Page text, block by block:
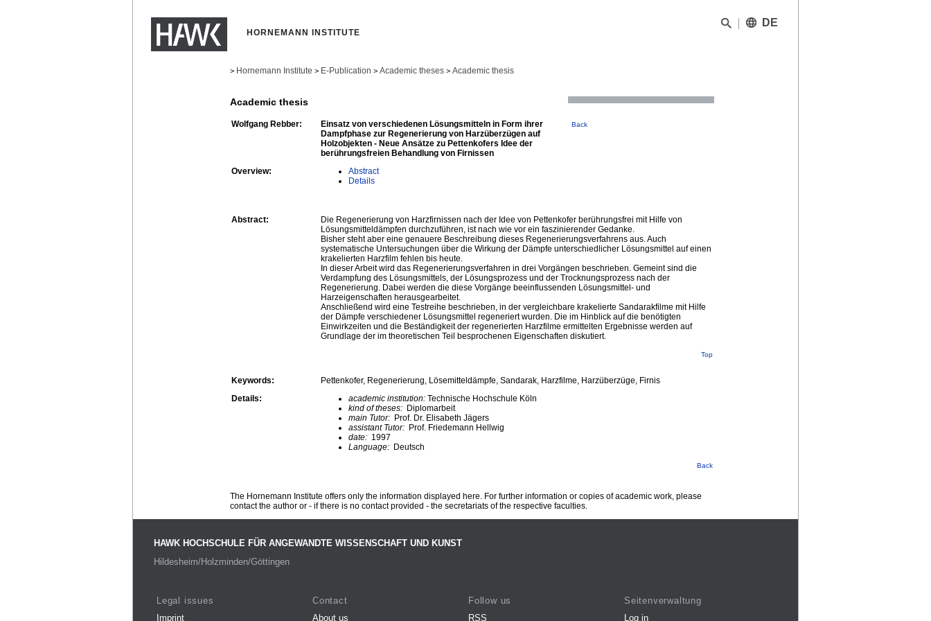
HORNEMANN INSTITUTE
DE
> Hornemann Institute > E-Publication > Academic theses > Academic thesis
Academic thesis
Wolfgang Rebber:
Einsatz von verschiedenen Lösungsmitteln in Form ihrer
Dampfphase zur Regenerierung von Harzüberzügen auf
Holzobjekten - Neue Ansätze zu Pettenkofers Idee der
berührungsfreien Behandlung von Firnissen
Back
Overview:
Abstract
Details
Abstract:
Die Regenerierung von Harzfirnissen nach der Idee von Pettenkofer berührungsfrei mit Hilfe von
Lösungsmitteldämpfen durchzuführen, ist nach wie vor ein faszinierender Gedanke.
Bisher steht aber eine genauere Beschreibung dieses Regenerierungsverfahrens aus. Auch
systematische Untersuchungen über die Wirkung der Dämpfe unterschiedlicher Lösungsmittel auf einen
krakelierten Harzfilm fehlen bis heute.
In dieser Arbeit wird das Regenerierungsverfahren in drei Vorgängen beschrieben. Gemeint sind die
Verdampfung des Lösungsmittels, der Lösungsprozess und der Trocknungsprozess nach der
Regenerierung. Dabei werden die diese Vorgänge beeinflussenden Lösungsmittel- und
Harzeigenschaften herausgearbeitet.
Anschließend wird eine Testreihe beschrieben, in der vergleichbare krakelierte Sandarakfilme mit Hilfe
der Dämpfe verschiedener Lösungsmittel regeneriert wurden. Die im Hinblick auf die benötigten
Einwirkzeiten und die Beständigkeit der regenerierten Harzfilme ermittelten Ergebnisse werden auf
Grundlage der im theoretischen Teil besprochenen Eigenschaften diskutiert.
Top
Keywords:
Pettenkofer, Regenerierung, Lösemitteldämpfe, Sandarak, Harzfilme, Harzüberzüge, Firnis
Details:
academic institution: Technische Hochschule Köln
kind of theses: Diplomarbeit
main Tutor: Prof. Dr. Elisabeth Jägers
assistant Tutor: Prof. Friedemann Hellwig
date: 1997
Language: Deutsch
Back
The Hornemann Institute offers only the information displayed here. For further information or copies of academic work, please
contact the author or - if there is no contact provided - the secretariats of the respective faculties.
HAWK HOCHSCHULE FÜR ANGEWANDTE WISSENSCHAFT UND KUNST
Hildesheim/Holzminden/Göttingen
Legal issues
Imprint
Contact
About us
Follow us
RSS
Seitenverwaltung
Log in